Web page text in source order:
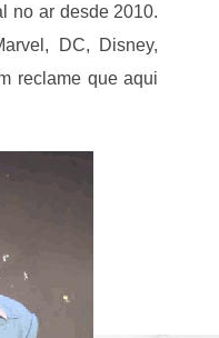
no ar desde 2010.
DC, Disney,
reclame que aqui